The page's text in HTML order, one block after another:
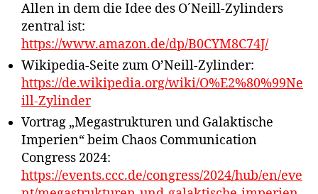
Allen in dem die Idee des O´Neill-Zylinders
zentral ist:
https://www.amazon.de/dp/B0CYM8C74J/
Wikipedia-Seite zum O’Neill-Zylinder:
https://de.wikipedia.org/wiki/O%E2%80%99Ne
ill-Zylinder
Vortrag „Megastrukturen und Galaktische
Imperien“ beim Chaos Communication
Congress 2024:
https://events.ccc.de/congress/2024/hub/en/eve